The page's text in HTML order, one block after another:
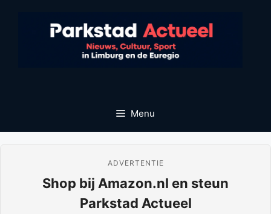
Menu
ADVERTENTIE
Shop bij Amazon.nl en steun
Parkstad Actueel